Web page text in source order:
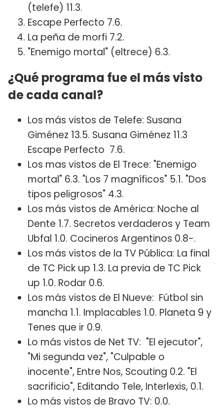
(telefe) 11.3.
Escape Perfecto 7.6.
La peña de morfi 7.2.
"Enemigo mortal" (eltrece) 6.3.
¿Qué programa fue el más visto
de cada canal?
Los más vistos de Telefe: Susana
Giménez 13.5. Susana Giménez 11.3
Escape Perfecto 7.6.
Los mas vistos de El Trece: "Enemigo
mortal" 6.3. "Los 7 magníficos" 5.1. "Dos
tipos peligrosos" 4.3.
Los más vistos de América: Noche al
Dente 1.7. Secretos verdaderos y Team
Ubfal 1.0. Cocineros Argentinos 0.8-.
Los más vistos de la TV Pública: La final
de TC Pick up 1.3. La previa de TC Pick
up 1.0. Rodar 0.6.
Los más vistos de El Nueve: Fútbol sin
mancha 1.1. Implacables 1.0. Planeta 9 y
Tenes que ir 0.9.
Lo más vistos de Net TV: "El ejecutor",
"Mi segunda vez", "Culpable o
inocente", Entre Nos, Scouting 0.2. "El
sacrificio", Editando Tele, Interlexis, 0.1.
Lo más vistos de Bravo TV: 0.0.